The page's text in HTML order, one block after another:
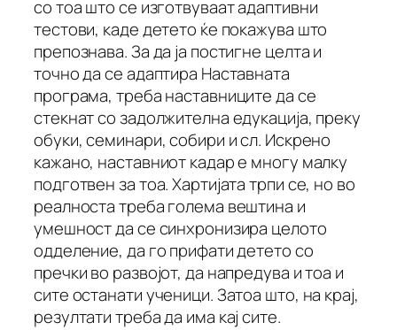
со тоа што се изготвуваат адаптивни
тестови, каде детето ќе покажува што
препознава. За да ја постигне целта и
точно да се адаптира Наставната
програма, треба наставниците да се
стекнат со задолжителна едукација, преку
обуки, семинари, собири и сл. Искрено
кажано, наставниот кадар е многу малку
подготвен за тоа. Хартијата трпи се, но во
реалноста треба голема вештина и
умешност да се синхронизира целото
одделение, да го прифати детето со
пречки во развојот, да напредува и тоа и
сите останати ученици. Затоа што, на крај,
резултати треба да има кај сите.